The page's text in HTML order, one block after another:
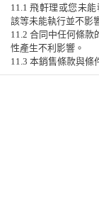
11.1飛軒理或您未
該等未能執行並不影
11.2合同中任何條款
性產生不利影響。
11.3 本銷售條款與條